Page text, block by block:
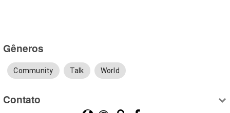
Gêneros
Community Talk World
Contato